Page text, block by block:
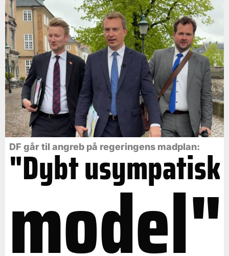
DF går til angreb på regeringens madplan:
"Dybt usympatisk
model"